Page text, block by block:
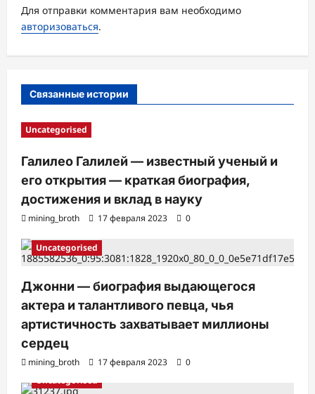
а
п
и
Для отправки комментария вам необходимо
авторизоваться.
Связанные истории
Uncategorised
Галилео Галилей — известный ученый и
его открытия — краткая биография,
достижения и вклад в науку
mining_broth 17 февраля 2023 0
Uncategorised
Джонни — биография выдающегося
актера и талантливого певца, чья
артистичность захватывает миллионы
сердец
mining_broth 17 февраля 2023
0
Uncategorised